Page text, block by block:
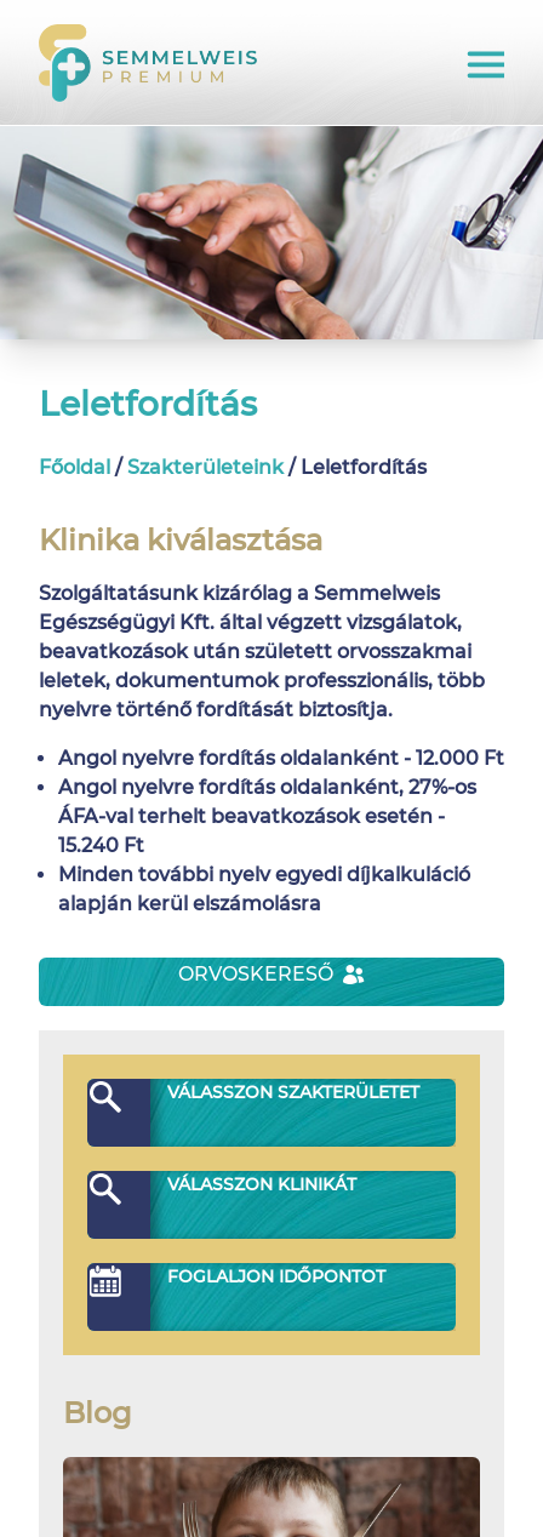
Leletfordítás
Főoldal / Szakterületeink /Leletfordítás
Klinika kiválasztása
Szolgáltatásunk kizárólag a Semmelweis
Egészségügyi Kft. által végzett vizsgálatok,
beavatkozások után született orvosszakmai
leletek, dokumentumok professzionális, több
nyelvre történő fordítását biztosítja.
Angol nyelvre fordítás oldalanként - 12.000 Ft
Angol nyelvre fordítás oldalanként, 27%-os
ÁFA-val terhelt beavatkozások esetén -
15.240 Ft
Minden további nyelv egyedi díjkalkuláció
alapján kerül elszámolásra
ORVOSKERESŐ
VÁLASSZON SZAKTERÜLETET
VÁLASSZON KLINIKÁT
FOGLALJON IDŐPONTOT
Blog